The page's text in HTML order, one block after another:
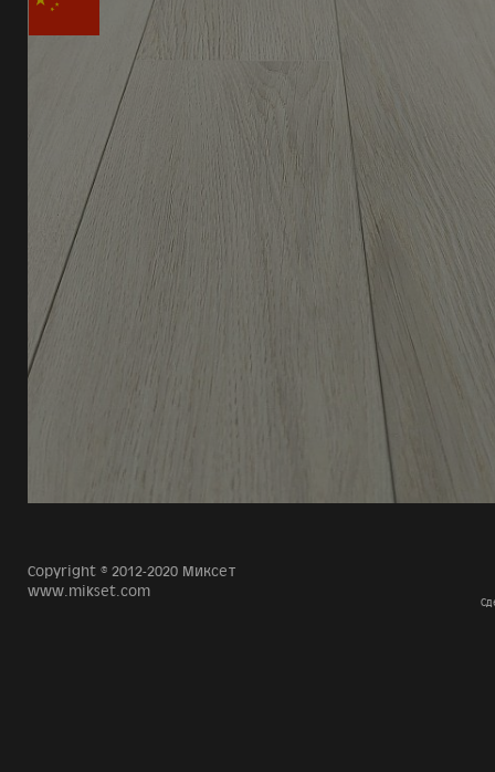
Copyright © 2012-2020 Миксет
www.mikset.com